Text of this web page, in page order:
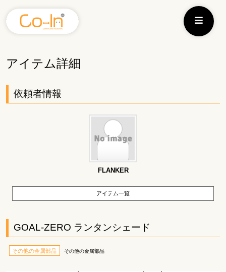
アイテム詳細
依頼者情報
FLANKER
アイテム一覧
GOAL-ZERO ランタンシェード
その他の金属部品 その他の金属部品